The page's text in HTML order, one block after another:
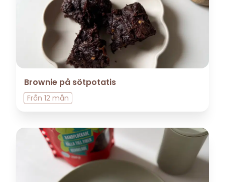
Brownie på sötpotatis
Från 12 mån